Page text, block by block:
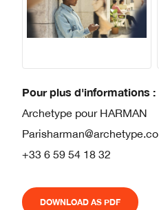
Pour plus d'informations :
Archetype pour HARMAN
Parisharman@archetype.co
+33 6 59 54 18 32
DOWNLOAD AS PDF